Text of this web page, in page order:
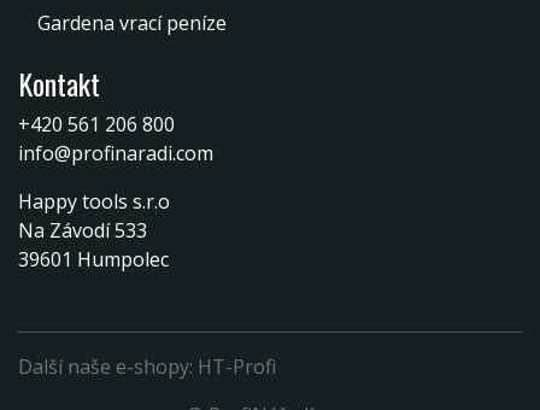
Gardena vrací peníze
Kontakt
+420 561 206 800
info@profinaradi.com
Happy tools s.r.o
Na Závodí 533
39601 Humpolec
Další naše e-shopy: HT-Profi